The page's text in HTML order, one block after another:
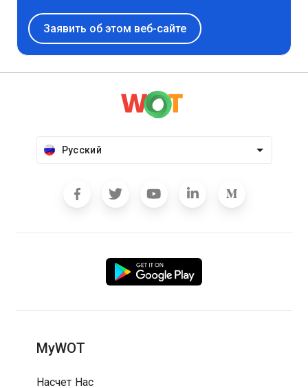
Заявить об этом веб-сайте
Русский
MyWOT
Насчет Нас